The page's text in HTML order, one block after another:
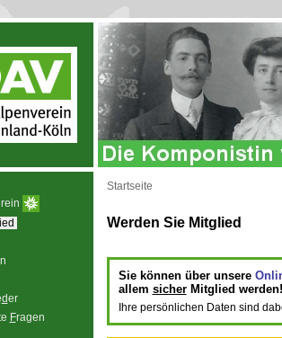
der
Fragen
Startseite
Werden Sie Mitglied
Sie können über unsere
allem sicherMitglied werden!
Ihre persönlichen Daten sind